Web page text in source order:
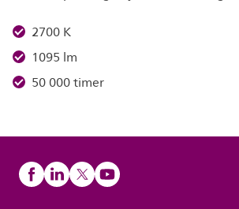
2700 K
1095 lm
50 000 timer